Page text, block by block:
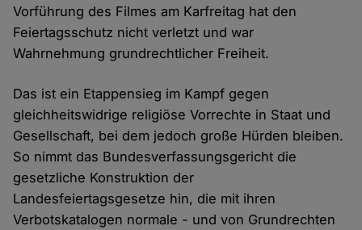
Vorführung des Filmes am Karfreitag hat den
Feiertagsschutz nicht verletzt und war
Wahrnehmung grundrechtlicher Freiheit.
Das ist ein Etappensieg im Kampf gegen
gleichheitswidrige religiöse Vorrechte in Staat und
Gesellschaft, bei dem jedoch große Hürden bleiben.
So nimmt das Bundesverfassungsgericht die
gesetzliche Konstruktion der
Landesfeiertagsgesetze hin, die mit ihren
Verbotskatalogen normale - und von Grundrechten